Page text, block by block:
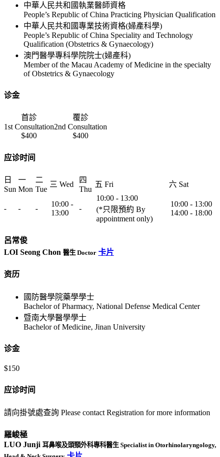
中華人民共和國執業醫師資格
People’s Republic of China Practicing Physician Qualification
中華人民共和國專業技術資格(婦產科學)
People’s Republic of China Speciality and Technology
Qualification (Obstetrics & Gynaecology)
澳門醫學專科學院院士(婦產科)
Member of the Macau Academy of Medicine in the specialty
of Obstetrics & Gynaecology
诊金
首診
1st Consultation
覆診
2nd Consultation
$400
$400
应诊时间
日
Sun
一
Mon
二
Tue
三 Wed
四
Thu
五 Fri 六 Sat
- - -
10:00 -
13:00
-
10:00 - 13:00
(*只限預約 By
appointment only)
10:00 - 13:00
14:00 - 18:00
呂常俊
LOI Seong Chon 醫生 Doctor 卡片
资历
國防醫學院藥學學士
Bachelor of Pharmacy, National Defense Medical Center
暨南大學醫學學士
Bachelor of Medicine, Jinan University
诊金
$150
应诊时间
請向掛號處查詢 Please contact Registration for more information
羅峻極
LUO Junji 耳鼻喉及頭頸外科專科醫生 Specialist in Otorhinolaryngology,